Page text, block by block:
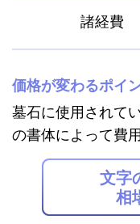
諸経費
価格が変わるポイ
墓石に使用されて
の書体によって費
文字
相